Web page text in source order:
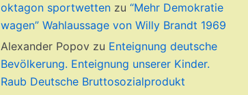
oktagon sportwettenzu “Mehr Demokratie
wagen” Wahlaussage von Willy Brandt 1969
Alexander Popovzu Enteignung deutsche
Bevölkerung. Enteignung unserer Kinder.
Raub Deutsche Bruttosozialprodukt